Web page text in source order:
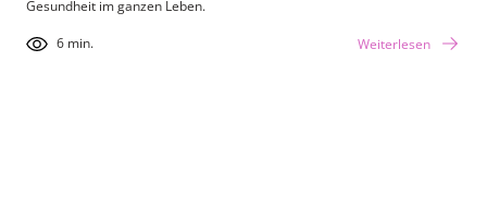
Gesundheit im ganzen Leben.
Weiterlesen
6 min.